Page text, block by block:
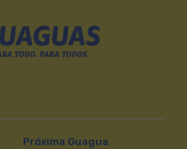
Próxima Guagua